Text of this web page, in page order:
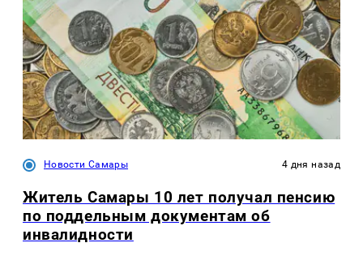
Новости Самары 4 дня назад
Житель Самары 10 лет получал пенсию
по поддельным документам об
инвалидности